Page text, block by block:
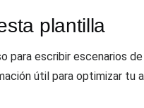
plantilla
para escribir escenarios
útil para optimizar tu